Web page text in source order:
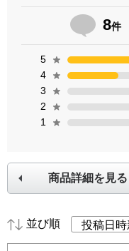
8件
5
4
3
2
1
商品詳細を見る
並び順